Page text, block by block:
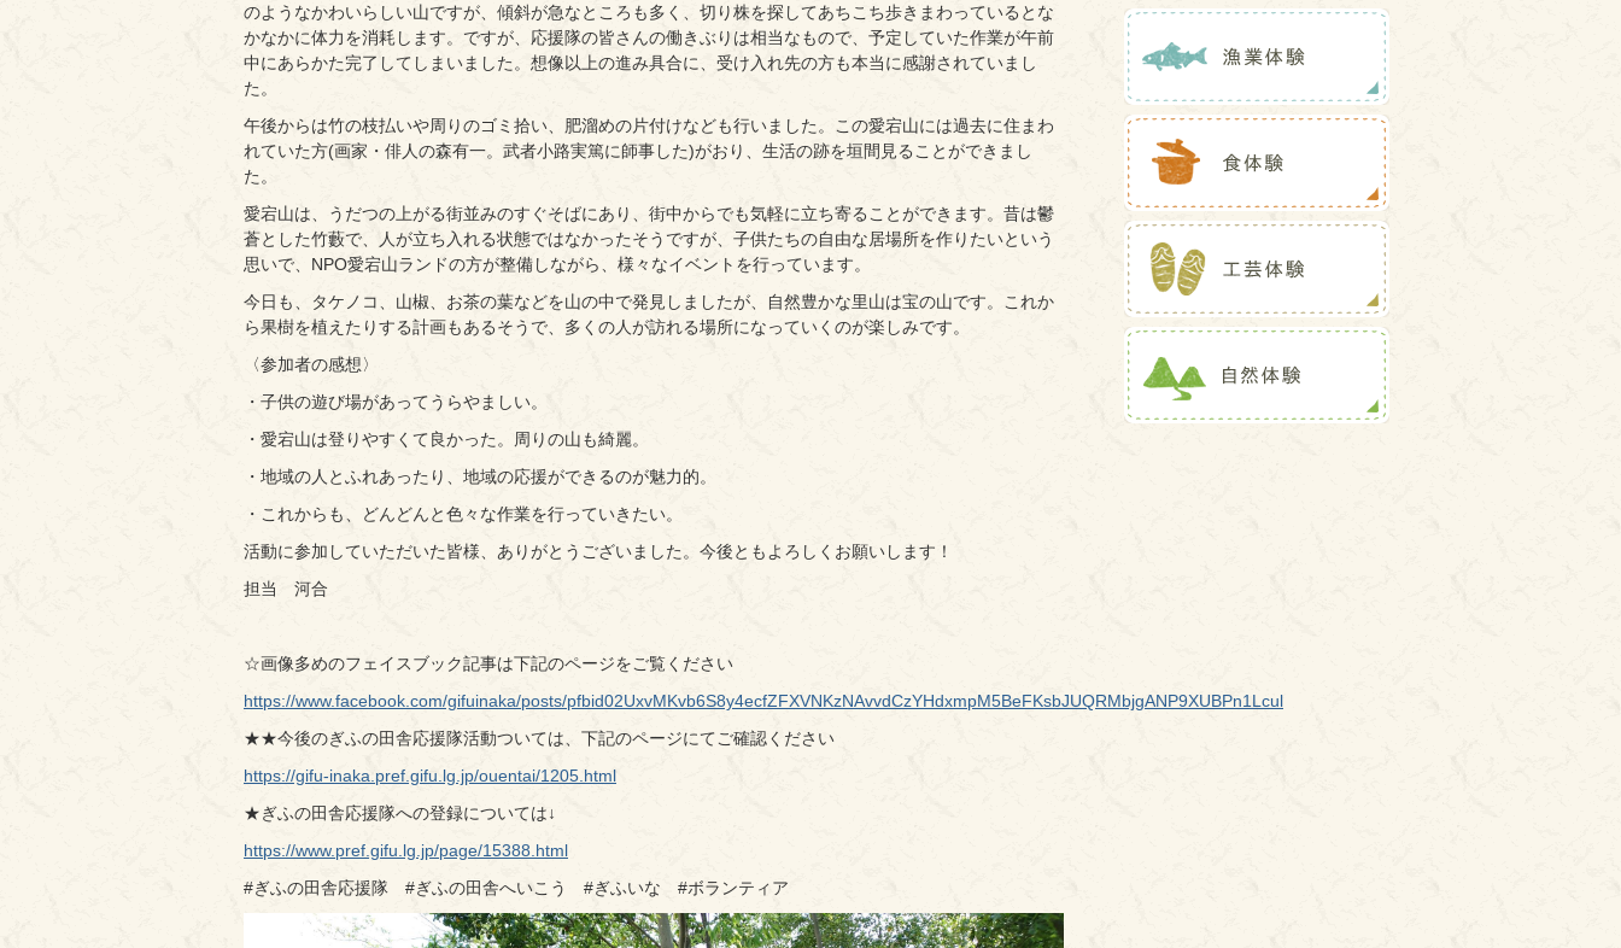
のようなかわいらしい山ですが、傾斜が急なところも多く、切り株を探してあちこち歩きまわっているとな
かなかに体力を消耗します。ですが、応援隊の皆さんの働きぶりは相当なもので、予定していた作業が午前
中にあらかた完了してしまいました。想像以上の進み具合に、受け入れ先の方も本当に感謝されていまし
た。
午後からは竹の枝払いや周りのゴミ拾い、肥溜めの片付けなども行いました。この愛宕山には過去に住まわ
れていた方(画家・俳人の森有一。武者小路実篤に師事した)がおり、生活の跡を垣間見ることができまし
た。
愛宕山は、うだつの上がる街並みのすぐそばにあり、街中からでも気軽に立ち寄ることができます。昔は鬱
蒼とした竹藪で、人が立ち入れる状態ではなかったそうですが、子供たちの自由な居場所を作りたいという
思いで、NPO愛宕山ランドの方が整備しながら、様々なイベントを行っています。
今日も、タケノコ、山椒、お茶の葉などを山の中で発見しましたが、自然豊かな里山は宝の山です。これか
ら果樹を植えたりする計画もあるそうで、多くの人が訪れる場所になっていくのが楽しみです。
〈参加者の感想〉
・子供の遊び場があってうらやましい。
・愛宕山は登りやすくて良かった。周りの山も綺麗。
・地域の人とふれあったり、地域の応援ができるのが魅力的。
・これからも、どんどんと色々な作業を行っていきたい。
活動に参加していただいた皆様、ありがとうございました。今後ともよろしくお願いします！
担当 河合
☆画像多めのフェイスブック記事は下記のページをご覧ください
https://www.facebook.com/gifuinaka/posts/pfbid02UxvMKvb6S8y4ecfZFXVNKzNAvvdCzYHdxmpM5BeFKsbJUQRMbjgANP9XUBPn1Lcul
★★今後のぎふの田舎応援隊活動ついては、下記のページにてご確認ください
https://gifu-inaka.pref.gifu.lg.jp/ouentai/1205.html
★ぎふの田舎応援隊への登録については↓
https://www.pref.gifu.lg.jp/page/15388.html
#ぎふの田舎応援隊 #ぎふの田舎へいこう #ぎふいな #ボランティア